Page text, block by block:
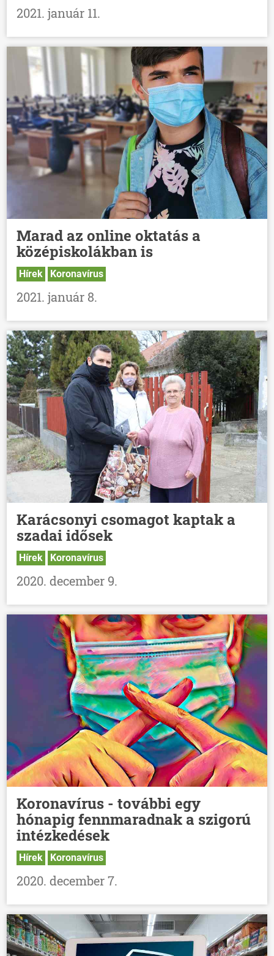
ÜGYINTÉZÉS
KÖZÖSSÉG
2021. január 11.
Marad az online oktatás a
középiskolákban is
Hírek Koronavírus
2021. január 8.
Karácsonyi csomagot kaptak a
szadai idősek
Hírek Koronavírus
2020. december 9.
Koronavírus - további egy
hónapig fennmaradnak a szigorú
intézkedések
Hírek Koronavírus
2020. december 7.